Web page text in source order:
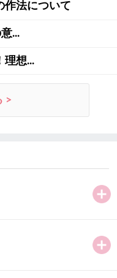
作法について
...
理想...
>